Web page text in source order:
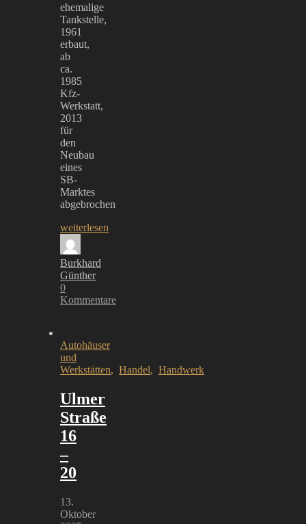
ehemalige
Tankstelle,
1961
erbaut,
ab
ca.
1985
Kfz-
Werkstatt,
2013
für
den
Neubau
eines
SB-
Marktes
abgebrochen
weiterlesen
Burkhard
Günther
0
Kommentare
Autohäuser
und
Werkstätten, Handel, Handwerk
Ulmer
Straße
16
–
20
13.
Oktober